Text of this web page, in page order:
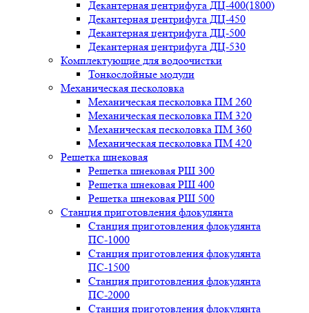
Декантерная центрифуга ДЦ-400(1800)
Декантерная центрифуга ДЦ-450
Декантерная центрифуга ДЦ-500
Декантерная центрифуга ДЦ-530
Комплектующие для водоочистки
Тонкослойные модули
Механическая песколовка
Механическая песколовка ПM 260
Механическая песколовка ПM 320
Механическая песколовка ПM 360
Механическая песколовка ПM 420
Решетка шнековая
Решетка шнековая РШ 300
Решетка шнековая РШ 400
Решетка шнековая РШ 500
Станция приготовления флокулянта
Станция приготовления флокулянта
ПС-1000
Станция приготовления флокулянта
ПС-1500
Станция приготовления флокулянта
ПС-2000
Станция приготовления флокулянта